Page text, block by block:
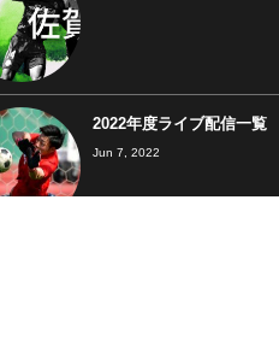
2022年度ライブ配信一覧
Jun 7, 2022